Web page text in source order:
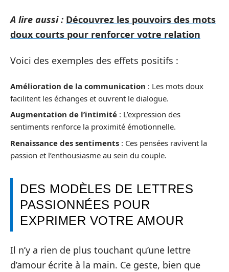
A lire aussi : Découvrez les pouvoirs des mots
doux courts pour renforcer votre relation
Voici des exemples des effets positifs :
Amélioration de la communication : Les mots doux
facilitent les échanges et ouvrent le dialogue.
Augmentation de l’intimité : L’expression des
sentiments renforce la proximité émotionnelle.
Renaissance des sentiments : Ces pensées ravivent la
passion et l’enthousiasme au sein du couple.
DES MODÈLES DE LETTRES
PASSIONNÉES POUR
EXPRIMER VOTRE AMOUR
Il n’y a rien de plus touchant qu’une lettre
d’amour écrite à la main. Ce geste, bien que